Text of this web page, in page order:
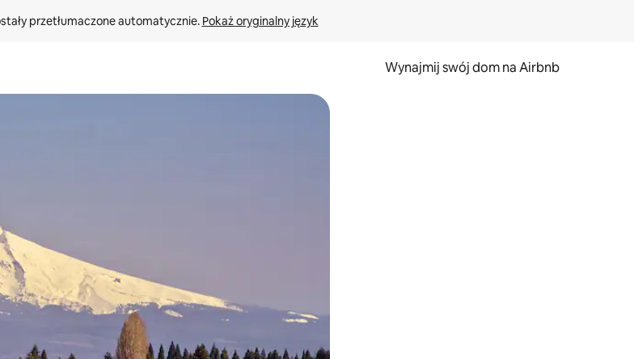
przetłumaczone automatycznie. Pokaż oryginalny język
Wynajmij swój dom na Airbnb
strzałek w górę i w dół lub przeglądać je za pomocą gestów dotykowych lub przesuwania.